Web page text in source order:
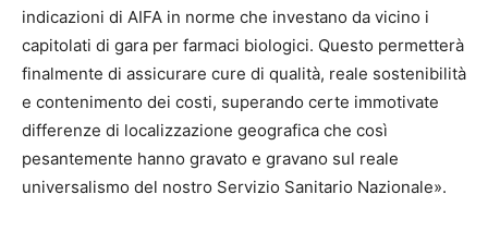
indicazioni di AIFA in norme che investano da vicino i
capitolati di gara per farmaci biologici. Questo permetterà
finalmente di assicurare cure di qualità, reale sostenibilità
e contenimento dei costi, superando certe immotivate
differenze di localizzazione geografica che così
pesantemente hanno gravato e gravano sul reale
universalismo del nostro Servizio Sanitario Nazionale».